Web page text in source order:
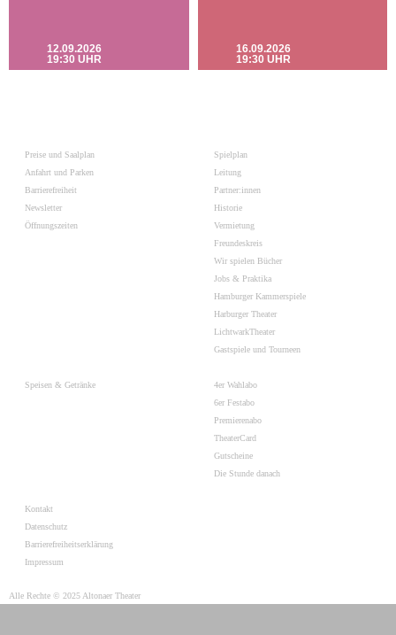
12.09.2026
19:30 UHR
16.09.2026
19:30 UHR
Preise und Saalplan
Anfahrt und Parken
Barrierefreiheit
Newsletter
Öffnungszeiten
Spielplan
Leitung
Partner:innen
Historie
Vermietung
Freundeskreis
Wir spielen Bücher
Jobs & Praktika
Hamburger Kammerspiele
Harburger Theater
LichtwarkTheater
Gastspiele und Tourneen
Speisen & Getränke
4er Wahlabo
6er Festabo
Premierenabo
TheaterCard
Gutscheine
Die Stunde danach
Kontakt
Datenschutz
Barrierefreiheitserklärung
Impressum
Alle Rechte © 2025 Altonaer Theater